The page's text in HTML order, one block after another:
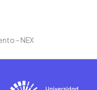
- NEX